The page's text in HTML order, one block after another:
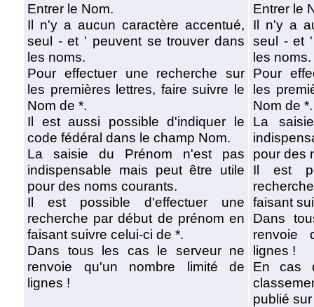
Entrer le Nom.
Il n'y a aucun caractère accentué,
seul - et ' peuvent se trouver dans
les noms.
Pour effectuer une recherche sur
les premières lettres, faire suivre le
Nom de *.
Il est aussi possible d'indiquer le
code fédéral dans le champ Nom.
La saisie du Prénom n'est pas
indispensable mais peut être utile
pour des noms courants.
Il est possible d'effectuer une
recherche par début de prénom en
faisant suivre celui-ci de *.
Dans tous les cas le serveur ne
renvoie qu'un nombre limité de
lignes !
Entrer le
Il n'y a
seul - et
les noms.
Pour
les
Nom de *.
La
pour des
Il est
faisant
Dans
renvoie
lignes !
En cas
publié